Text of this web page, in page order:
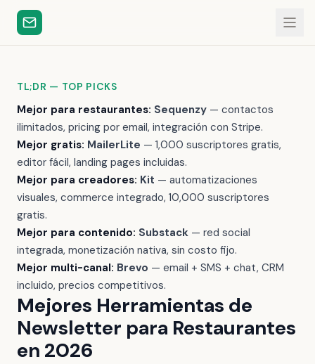
TL;DR — TOP PICKS
Mejor para restaurantes: Sequenzy — contactos
ilimitados, pricing por email, integración con Stripe.
Mejor gratis: MailerLite — 1,000 suscriptores gratis,
editor fácil, landing pages incluidas.
Mejor para creadores: Kit — automatizaciones
visuales, commerce integrado, 10,000 suscriptores
gratis.
Mejor para contenido: Substack — red social
integrada, monetización nativa, sin costo fijo.
Mejor multi-canal: Brevo — email + SMS + chat, CRM
incluido, precios competitivos.
Mejores Herramientas de
Newsletter para Restaurantes
en 2026